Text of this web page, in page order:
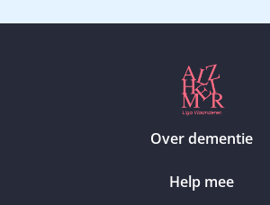
Over dementie
Help mee